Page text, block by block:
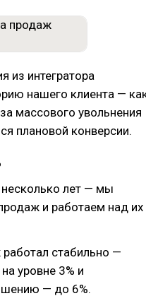
из интегратора
нашего клиента —
массового увольнения
плановой конверсии.
лет — мы
и работаем над их
стабильно —
уровне 3% и
— до 6%.